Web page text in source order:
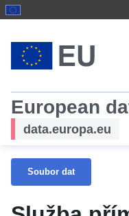
European
data.europa.eu
Soubor dat